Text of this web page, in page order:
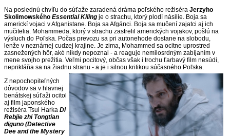
Na poslednú chvíľu do súťaže zaradená dráma poľského režiséra Jerzyho
Skolimowského Essential Kiling je o strachu, ktorý plodí násilie. Boja sa
americkí vojaci v Afganistane. Boja sa Afgánci. Boja sa mučení zajatci aj ich
mučitelia. Mohammeda, ktorý v strachu zastrelil amerických vojakov, pošlú na
výsluch do Poľska. Počas prevozu sa pri autonehode dostane na slobodu,
lenže v neznámej cudzej krajine. Je zima, Mohammed sa ocitne uprostred
zasnežených hôr, aké nikdy nepoznal - a reaguje nemilosrdným zabíjaním v
mene svojho prežitia. Veľmi pocitový, občas však i trochu ťarbavý film nesúdi,
neprikláňa sa na žiadnu stranu - a je i silnou kritikou súčasného Poľska.
Z nepochopiteľných
dôvodov sa v hlavnej
benátskej súťaži ocitol
aj film japonského
režiséra Tsui Harka Di
Rebjie zhi Tongtian
diguno (Detective
Dee and the Mystery